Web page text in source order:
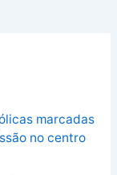
marcadas
no centro